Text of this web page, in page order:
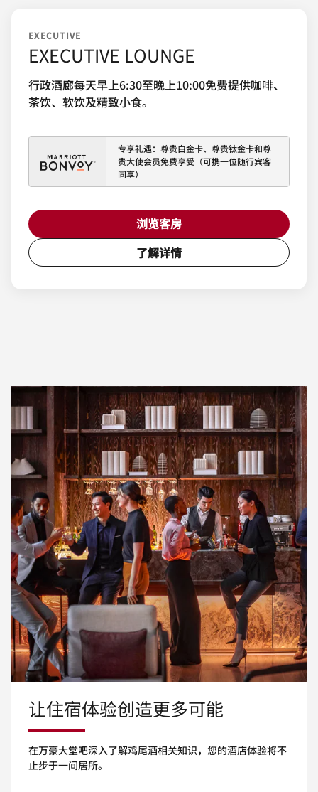
EXECUTIVE
EXECUTIVE LOUNGE
行政酒廊每天早上6:30至晚上10:00免费提供咖啡、
茶饮、软饮及精致小食。
专享礼遇：尊贵白金卡、尊贵钛金卡和尊
贵大使会员免费享受（可携一位随行宾客
同享）
浏览客房
了解详情
让住宿体验创造更多可能
在万豪大堂吧深入了解鸡尾酒相关知识，您的酒店体验将不
止步于一间居所。